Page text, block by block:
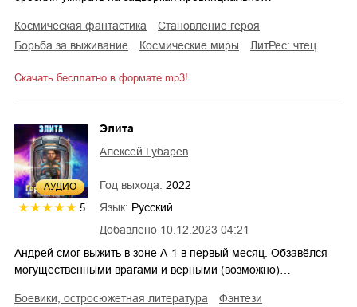
космическая фантастика
становление героя
борьба за выживание
космические миры ЛитРес: чтец
Скачать бесплатно в формате mp3!
AУДИО
5
Добавлено 10.12.2023 04:21
Элита
Алексей Губарев
Год выхода: 2022
Язык: Русский
Андрей смог выжить в зоне А-1 в первый месяц. Обзавёлся
могущественными врагами и верными (возможно)…
боевики, остросюжетная литература
фэнтези